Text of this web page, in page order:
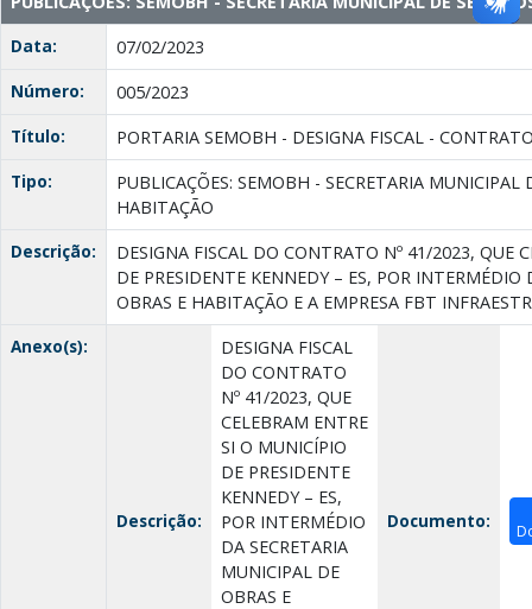
Data:
07/02/2023
Número:
005/2023
Título:
PORTARIA SEMOBH - DESIGNA FISCAL -
Tipo:
PUBLICAÇÕES: SEMOBH - SECRETARIA MUNICIPAL
HABITAÇÃO
Descrição:
DESIGNA FISCAL DO CONTRATO Nº 41/2023, QUE
DE PRESIDENTE KENNEDY – ES, POR INTERMÉDIO
OBRAS E HABITAÇÃO E A EMPRESA FBT
Anexo(s):
Descrição:
DESIGNA FISCAL
DO CONTRATO
Nº 41/2023, QUE
CELEBRAM ENTRE
SI O MUNICÍPIO
DE PRESIDENTE
KENNEDY – ES,
POR INTERMÉDIO
DA SECRETARIA
MUNICIPAL DE
OBRAS E
Documento: